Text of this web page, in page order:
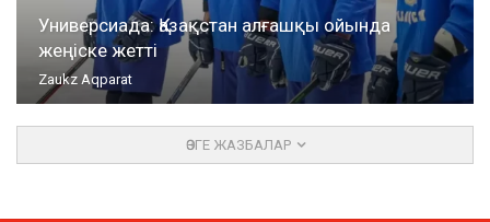
Универсиада: Қазақстан алғашқы ойында
жеңіске жетті
Zaukz Aqparat
ӨЗГЕ ЖАЗБАЛАР